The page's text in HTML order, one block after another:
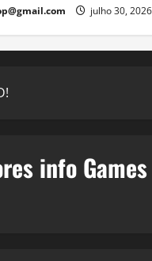
julho 30, 2026
info